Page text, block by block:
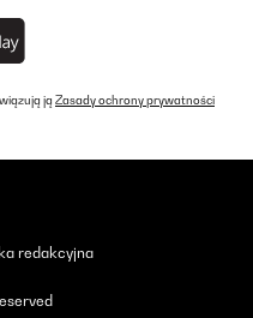
ją Zasady ochrony prywatności
redakcyjna